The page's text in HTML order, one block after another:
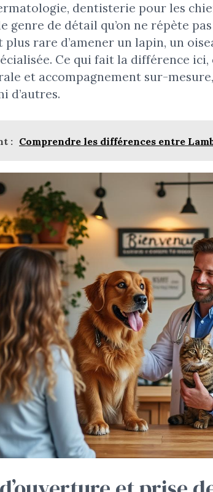
dentisterie pour les
genre de détail qu’on ne répète
plus rare d’amener un lapin, un
Ce qui fait la différence ici,
et accompagnement sur-
d’autres.
: Comprendre les différences entre